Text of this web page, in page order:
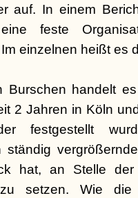
auf. In einem
feste
einzelnen heißt es
Burschen handelt
2 Jahren in Köln
festgestellt
ständig
hat, an Stelle der
setzen. Wie die